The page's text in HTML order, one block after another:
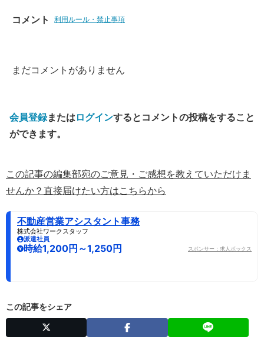
コメント 利用ルール・禁止事項
まだコメントがありません
会員登録または ログインするとコメントの投稿をすること
ができます。
この記事の編集部宛のご意見・ご感想を教えていただけま
せんか？直接届けたい方はこちらから
不動産営業アシスタント事務
株式会社ワークスタッフ
派遣社員
時給1,200円～1,250円 スポンサー：求人ボックス
この記事をシェア